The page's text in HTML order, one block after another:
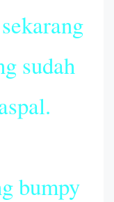
sudah
bumpy